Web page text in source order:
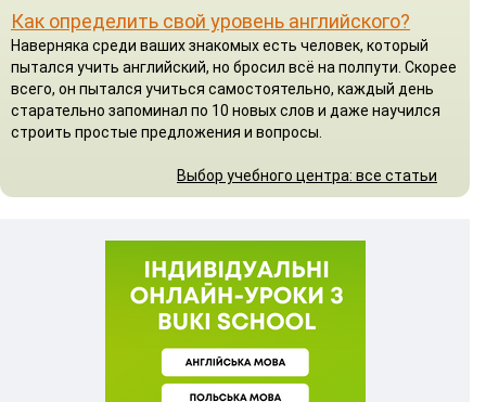
Как определить свой уровень английского?
Наверняка среди ваших знакомых есть человек, который
пытался учить английский, но бросил всё на полпути. Скорее
всего, он пытался учиться самостоятельно, каждый день
старательно запоминал по 10 новых слов и даже научился
строить простые предложения и вопросы.
Выбор учебного центра: все статьи